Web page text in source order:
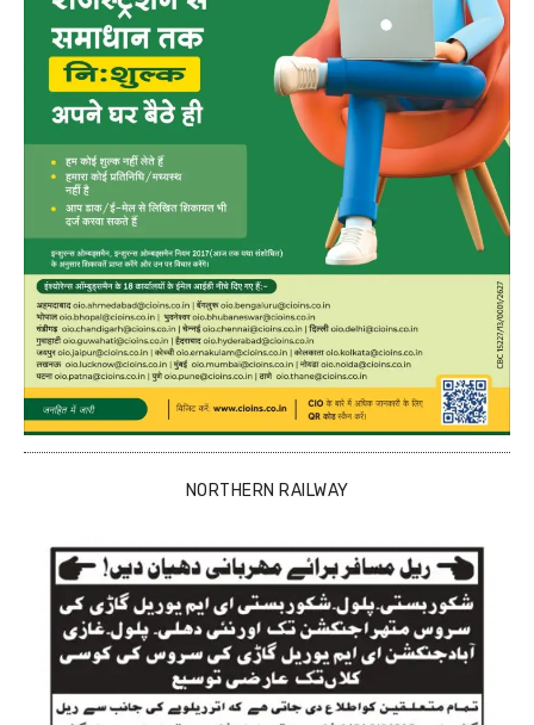
NORTHERN RAILWAY